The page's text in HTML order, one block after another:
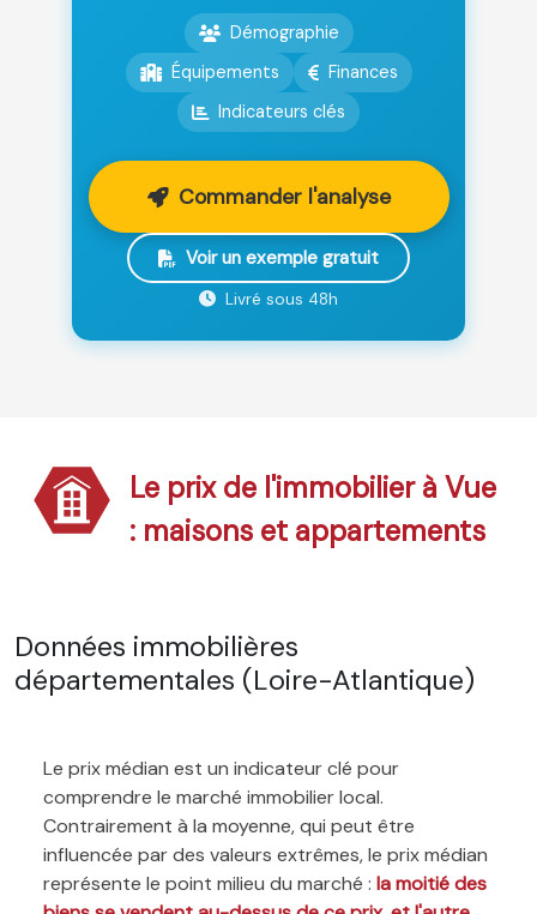
Démographie
Équipements
Finances
Indicateurs clés
Commander l'analyse
Voir un exemple gratuit
Livré sous 48h
Le prix de l'immobilier à Vue
: maisons et appartements
Données immobilières
départementales (Loire-Atlantique)
Le prix médian est un indicateur clé pour
comprendre le marché immobilier local.
Contrairement à la moyenne, qui peut être
influencée par des valeurs extrêmes, le prix médian
représente le point milieu du marché : la moitié des